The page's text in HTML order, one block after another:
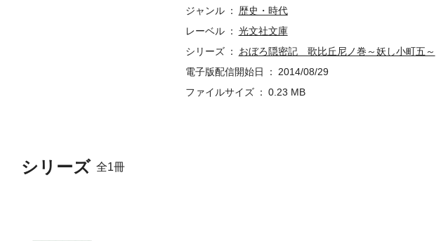
シリーズ 全1冊
ジャンル
歴史・時代
レーベル
光文社文庫
シリーズ
おぼろ隠密記 歌比丘尼ノ巻～妖し小町五～
電子版配信開始日
2014/08/29
ファイルサイズ
0.23 MB